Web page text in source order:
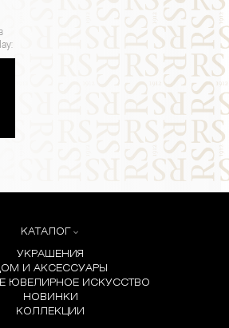
КАТАЛОГ
УКРАШЕНИЯ
И АКСЕССУАРЫ
ЮВЕЛИРНОЕ ИСКУССТВО
НОВИНКИ
КОЛЛЕКЦИИ